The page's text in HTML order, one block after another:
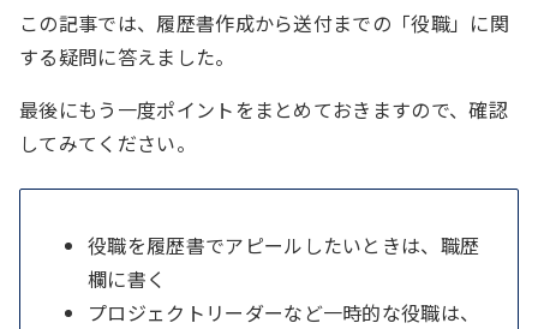
この記事では、履歴書作成から送付までの「役職」に関
する疑問に答えました。
最後にもう一度ポイントをまとめておきますので、確認
してみてください。
役職を履歴書でアピールしたいときは、職歴
欄に書く
プロジェクトリーダーなど一時的な役職は、